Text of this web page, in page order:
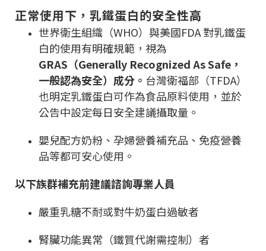
正常使用下，乳鐵蛋白的安全性高
世界衛生組織（WHO）與美國FDA 對乳鐵蛋
白的使用有明確規範，視為
GRAS（Generally Recognized As Safe，
一般認為安全）成分。 台灣衛福部（TFDA）
也明定乳鐵蛋白可作為食品原料使用，並於
公告中設定每日安全建議攝取量。
嬰兒配方奶粉、孕婦營養補充品、免疫營養
品等都可安心使用。
以下族群補充前建議諮詢專業人員
嚴重乳糖不耐或對牛奶蛋白過敏者
腎臟功能異常（鐵質代謝需控制）者